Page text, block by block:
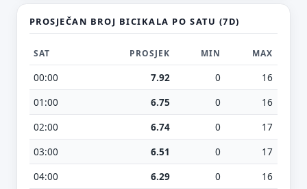
PROSJEČAN BROJ BICIKALA PO SATU (7D)
SAT PROSJEK MIN MAX
00:00 7.92 0
16
01:00
6.75 0
16
02:00
6.74 0
17
03:00
6.51 0
17
04:00
6.29 0
16